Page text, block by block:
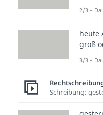
2/3 –
heute
groß
3/3 –
Schreibung: